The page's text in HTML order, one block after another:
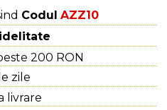
Codul AZZ10
200 RON
zile
livrare